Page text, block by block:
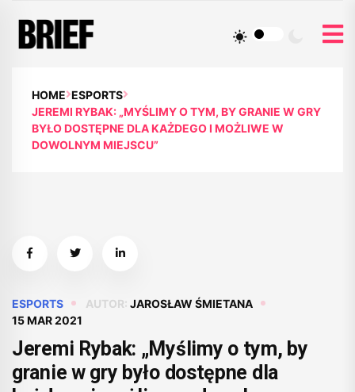
HOME ESPORTS
JEREMI RYBAK: „MYŚLIMY O TYM, BY GRANIE W GRY
BYŁO DOSTĘPNE DLA KAŻDEGO I MOŻLIWE W
DOWOLNYM MIEJSCU”
ESPORTS AUTOR: JAROSŁAW ŚMIETANA
15 MAR 2021
Jeremi Rybak: „Myślimy o tym, by
granie w gry było dostępne dla